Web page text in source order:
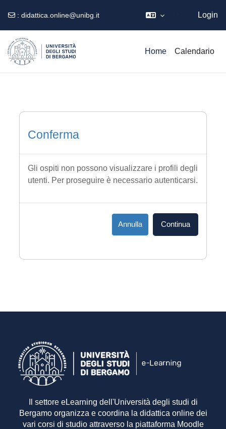
: didattica.online@unibg.it Login
Home Calendario
Conferma
Gli ospiti non possono visualizzare i profili degli
utenti. Per proseguire è necessario autenticarsi.
Annulla Continua
Il settore eLearning dell'Università degli studi di
Bergamo organizza e coordina la didattica online dei
vari corsi di studio attraverso la piattaforma Moodle